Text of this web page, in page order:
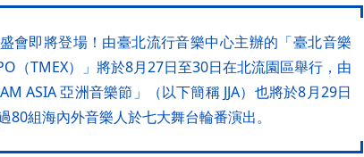
會即將登場！由臺北流行音樂中心主辦的「臺北音樂
（TMEX）」將於8月27日至30日在北流園區舉行，由
ASIA 亞洲音樂節」（以下簡稱 JJA）也將於8月29日
80組海內外音樂人於七大舞台輪番演出。